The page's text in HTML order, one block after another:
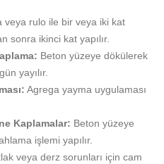
veya rulo ile bir veya iki kat
sonra ikinci kat yapılır.
Beton yüzeye dökülerek
yayılır.
Agrega yayma uygulaması
Kaplamalar: Beton yüzeye
işlemi yapılır.
veya derz sorunları için cam